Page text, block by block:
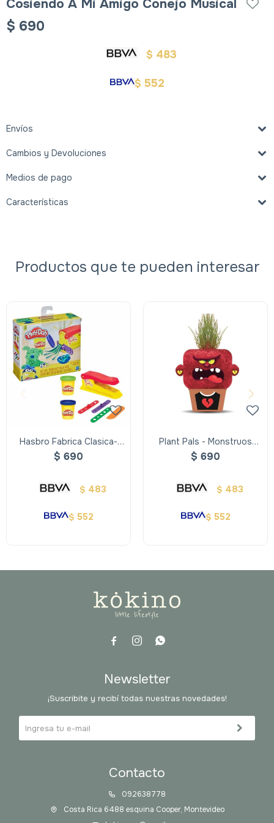
Cosiendo A Mi Amigo Conejo Musical
$ 690
$ 483
$ 552
Envíos
Cambios y Devoluciones
Medios de pago
Características
Productos que te pueden interesar
Hasbro Fabrica Clasica-
Playdoh
$ 690
$ 483
$ 552
Plant Pals - Monstruos
pelo de pasto - Angryannie
$ 690
$ 483
$ 552
  
Contacto
092638778
Costa Rica 6488 esquina Cooper, Montevideo
Newsletter
¡Suscribite y recibí todas nuestras novedades!